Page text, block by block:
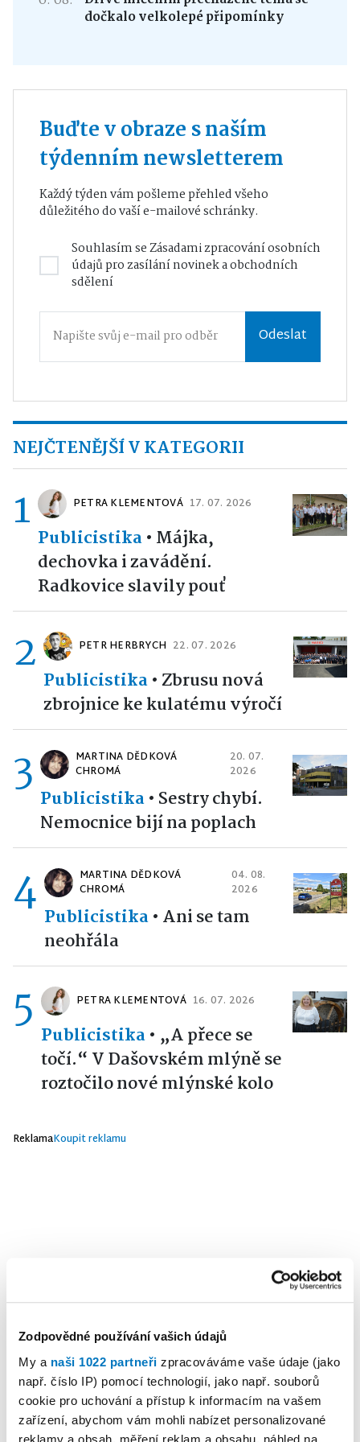
Zodpovědné používání vašich údajů
My a naši 1022 partneři zpracováváme vaše údaje (jako
např. číslo IP) pomocí technologií, jako např. souborů
cookie pro uchování a přístup k informacím na vašem
zařízení, abychom vám mohli nabízet personalizované
reklamy a obsah, měření reklam a obsahu, náhled na
dočkalo velkolepé připomínky
Buďte v obraze s naším
týdenním newsletterem
Každý týden vám pošleme přehled všeho
důležitého do vaší e-mailové schránky.
Souhlasím seZásadami zpracování osobních
údajůpro zasílání novinek a obchodních
sdělení
Odeslat
NEJČTENĚJŠÍ V KATEGORII
1 PETRA KLEMENTOVÁ 17. 07. 2026
Publicistika• Májka,
dechovka i zavádění.
Radkovice slavily pouť
2 PETR HERBRYCH 22. 07. 2026
Publicistika• Zbrusu nová
zbrojnice ke kulatému výročí
3
MARTINA DĚDKOVÁ
CHROMÁ
20. 07.
2026
Publicistika• Sestry chybí.
Nemocnice bijí na poplach
4
MARTINA DĚDKOVÁ
CHROMÁ
04. 08.
2026
Publicistika• Ani se tam
neohřála
5 PETRA KLEMENTOVÁ 16. 07. 2026
Publicistika• „A přece se
točí.“ V Dašovském mlýně se
roztočilo nové mlýnské kolo
ReklamaKoupit reklamu